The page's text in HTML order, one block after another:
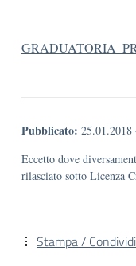
Pubblicato: 25.01.2018
Eccetto dove
rilasciato sotto Licenza
Stampa / Condividi